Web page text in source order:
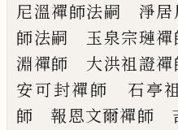
尼溫禪師法嗣 淨居
師法嗣 玉泉宗璉
淵禪師 大洪祖證禪
安可封禪師
石亭
師 報恩文爾禪師